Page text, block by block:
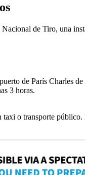
de Tiro, una
de París
3 horas.
o transporte